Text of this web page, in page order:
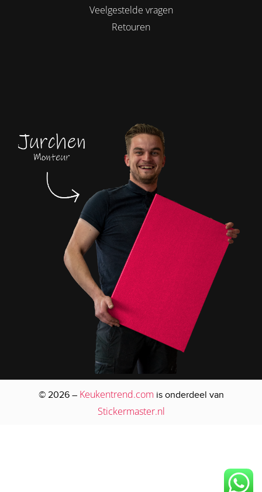
Veelgestelde vragen
Retouren
© 2026 – Keukentrend.com is onderdeel van
Stickermaster.nl